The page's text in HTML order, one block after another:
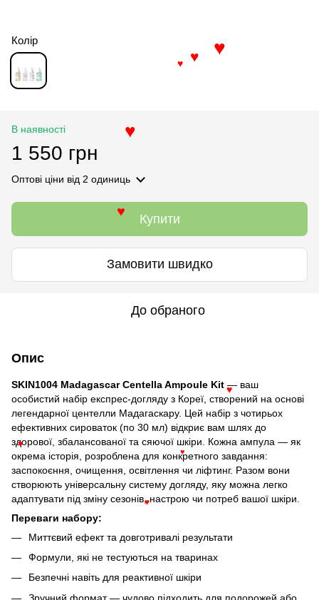
Колір
В наявності
1 550 грн
Оптові ціни від 2 одиниць
Купити
Замовити швидко
До обраного
Опис
SKIN1004 Madagascar Centella Ampoule Kit — ваш
особистий набір експрес-догляду з Кореї, створений на основі
легендарної центелли Мадагаскару. Цей набір з чотирьох
ефективних сироваток (по 30 мл) відкриє вам шлях до
здорової, збалансованої та сяючої шкіри. Кожна ампула — як
окрема історія, розроблена для конкретного завдання:
заспокоєння, очищення, освітлення чи ліфтинг. Разом вони
створюють універсальну систему догляду, яку можна легко
адаптувати під зміну сезонів, настрою чи потреб вашої шкіри.
Переваги набору:
Миттєвий ефект та довготривалі результати
Формули, які не тестуються на тваринах
Безпечні навіть для реактивної шкіри
Зручний формат — чудово підходить для подорожей або
♥
♥
♥
♥
♥
♥